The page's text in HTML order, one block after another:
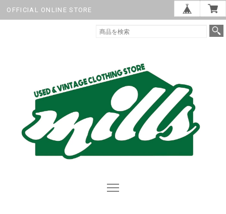
OFFICIAL ONLINE STORE